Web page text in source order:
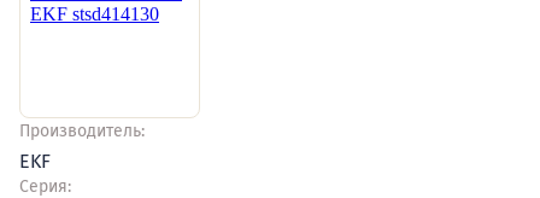
Производитель:
EKF
Серия: